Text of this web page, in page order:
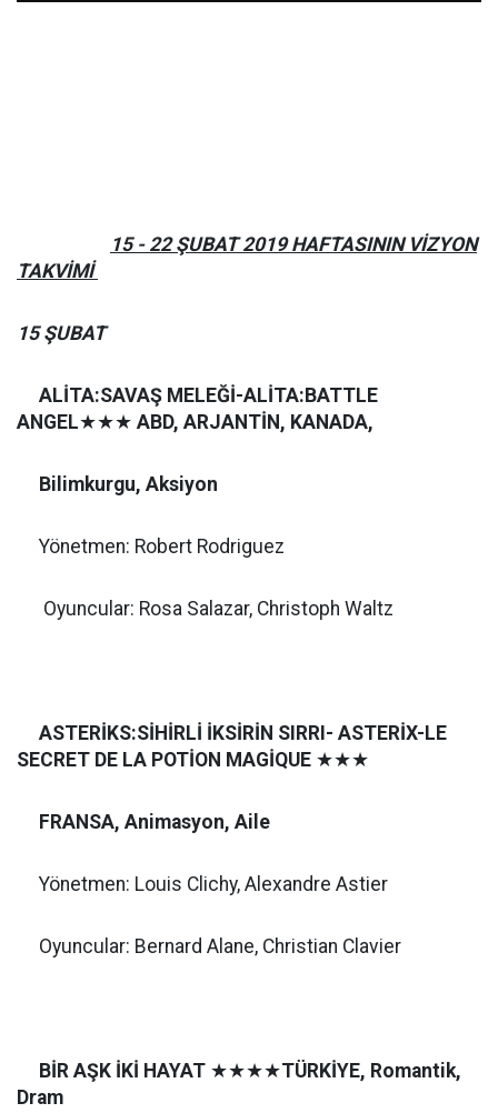
15 - 22 ŞUBAT 2019 HAFTASININ VİZYON
TAKVİMİ
15 ŞUBAT
ALİTA:SAVAŞ MELEĞİ-ALİTA:BATTLE
ANGEL★★★ ABD, ARJANTİN, KANADA,
Bilimkurgu, Aksiyon
Yönetmen: Robert Rodriguez
Oyuncular: Rosa Salazar, Christoph Waltz
ASTERİKS:SİHİRLİ İKSİRİN SIRRI- ASTERİX-LE
SECRET DE LA POTİON MAGİQUE ★★★
FRANSA, Animasyon, Aile
Yönetmen: Louis Clichy, Alexandre Astier
Oyuncular: Bernard Alane, Christian Clavier
BİR AŞK İKİ HAYAT ★★★★TÜRKİYE, Romantik,
Dram